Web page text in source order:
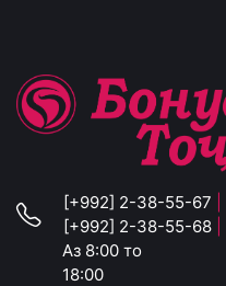
[+992] 2-38-55-67
[+992] 2-38-55-68
Аз 8:00 то
18:00